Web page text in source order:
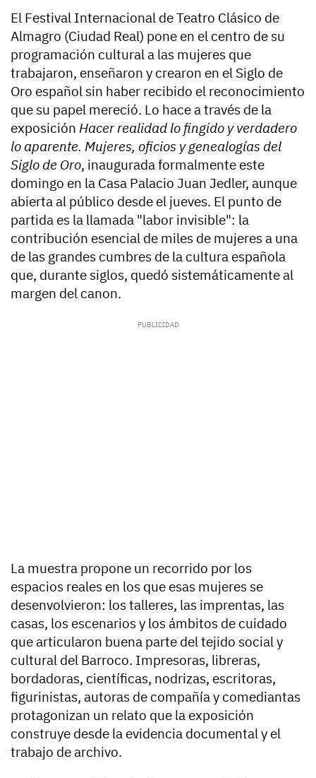
El Festival Internacional de Teatro Clásico de
Almagro (Ciudad Real) pone en el centro de su
programación cultural a las mujeres que
trabajaron, enseñaron y crearon en el Siglo de
Oro español sin haber recibido el reconocimiento
que su papel mereció. Lo hace a través de la
exposición Hacer realidad lo fingido y verdadero
lo aparente. Mujeres, oficios y genealogías del
Siglo de Oro, inaugurada formalmente este
domingo en la Casa Palacio Juan Jedler, aunque
abierta al público desde el jueves. El punto de
partida es la llamada "labor invisible": la
contribución esencial de miles de mujeres a una
de las grandes cumbres de la cultura española
que, durante siglos, quedó sistemáticamente al
margen del canon.
La muestra propone un recorrido por los
espacios reales en los que esas mujeres se
desenvolvieron: los talleres, las imprentas, las
casas, los escenarios y los ámbitos de cuidado
que articularon buena parte del tejido social y
cultural del Barroco. Impresoras, libreras,
bordadoras, científicas, nodrizas, escritoras,
figurinistas, autoras de compañía y comediantas
protagonizan un relato que la exposición
construye desde la evidencia documental y el
trabajo de archivo.